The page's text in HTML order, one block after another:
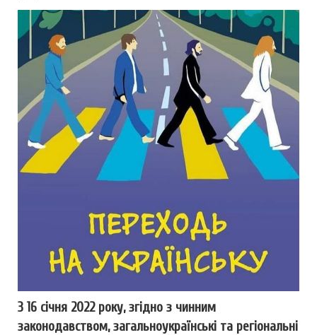
З 16 січня 2022 року,згідно з чинним
законодавством, загальноукраїнські та регіональні